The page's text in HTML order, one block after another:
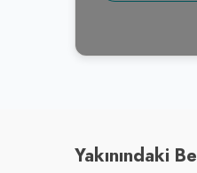
Yakınındaki